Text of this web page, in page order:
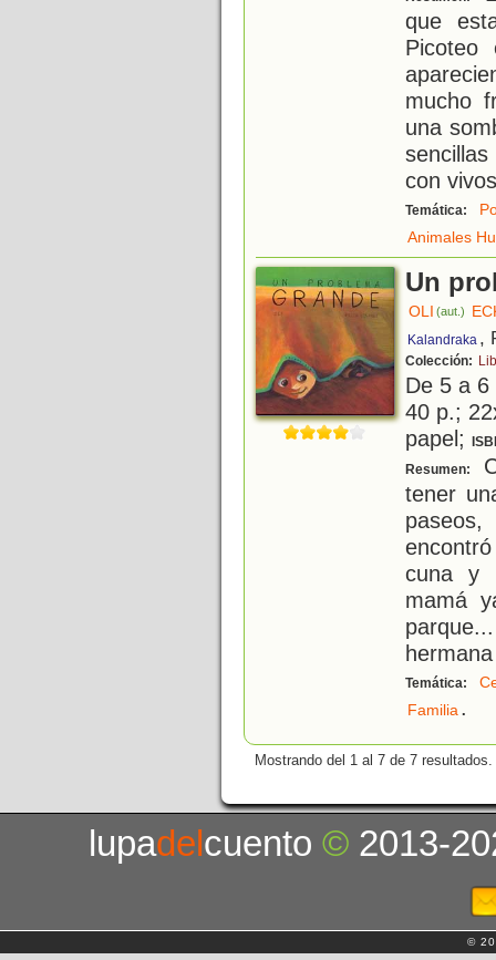
que
mucho
una
con vivos
Temática:
Animales
Un
OLI (aut.)
Kalandraka ,
Colección:
De 5 a
40 p.;
papel;
Resumen:
tener
cuna y
mamá
Temática:
Familia.
Mostrando del 1 al 7 de 7 resultados.
lupadelcuento© 2013-
©